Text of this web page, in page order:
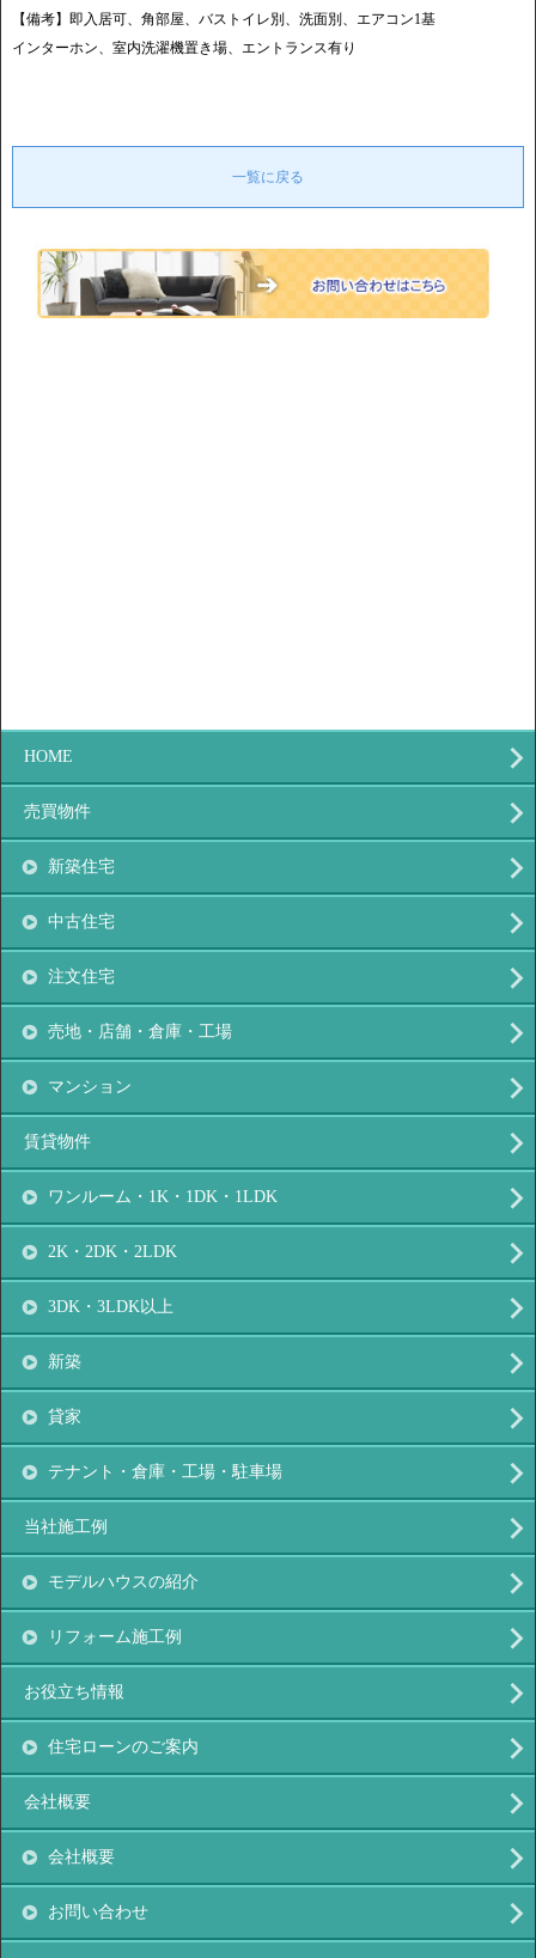
【備考】即入居可、角部屋、バストイレ別、洗面別、エアコン1基
インターホン、室内洗濯機置き場、エントランス有り
一覧に戻る
HOME
売買物件
新築住宅
中古住宅
注文住宅
売地・店舗・倉庫・工場
マンション
賃貸物件
ワンルーム・1K・1DK・1LDK
2K・2DK・2LDK
3DK・3LDK以上
新築
貸家
テナント・倉庫・工場・駐車場
当社施工例
モデルハウスの紹介
リフォーム施工例
お役立ち情報
住宅ローンのご案内
会社概要
会社概要
お問い合わせ